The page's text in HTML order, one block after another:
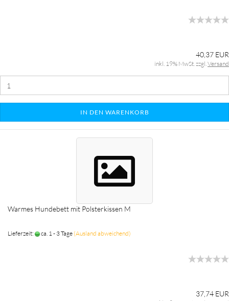
40,37 EUR
inkl. 19% MwSt. zzgl.Versand
IN DEN WARENKORB
Warmes Hundebett mit Polsterkissen M
Lieferzeit: ca. 1 - 3 Tage (Ausland abweichend)
37,74 EUR